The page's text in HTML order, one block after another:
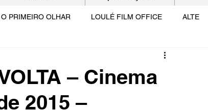
O PRIMEIRO OLHAR LOULÉ FILM OFFICE ALTE
SHORTCUT
COM O CINEMA
– Cinema
2015 –